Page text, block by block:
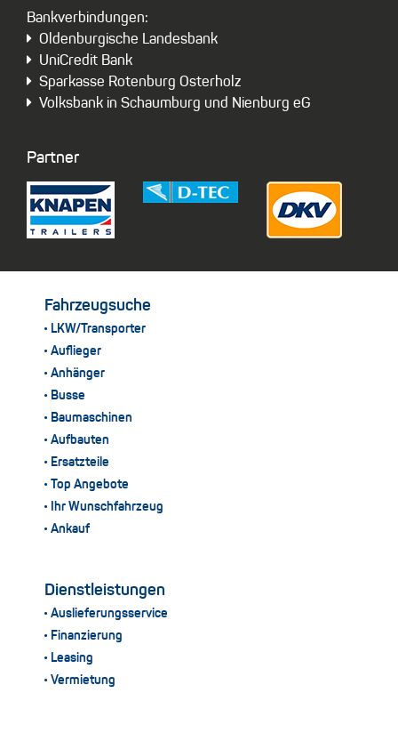
Bankverbindungen:
Oldenburgische Landesbank
UniCredit Bank
Sparkasse Rotenburg Osterholz
Volksbank in Schaumburg und Nienburg eG
Partner
Fahrzeugsuche
LKW/Transporter
Auflieger
Anhänger
Busse
Baumaschinen
Aufbauten
Ersatzteile
Top Angebote
Ihr Wunschfahrzeug
Ankauf
Dienstleistungen
Auslieferungsservice
Finanzierung
Leasing
Vermietung